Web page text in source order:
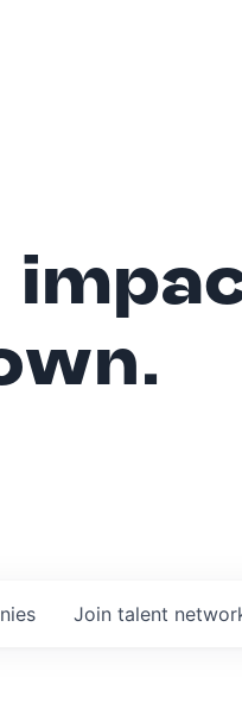
Join talent